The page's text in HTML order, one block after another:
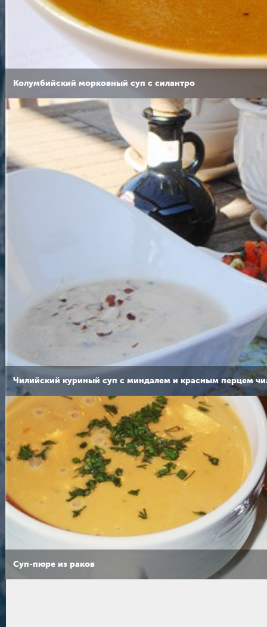
Колумбийский морковный суп с силантро
Чилийский куриный суп с миндалем и красным перцем
Суп-пюре из раков